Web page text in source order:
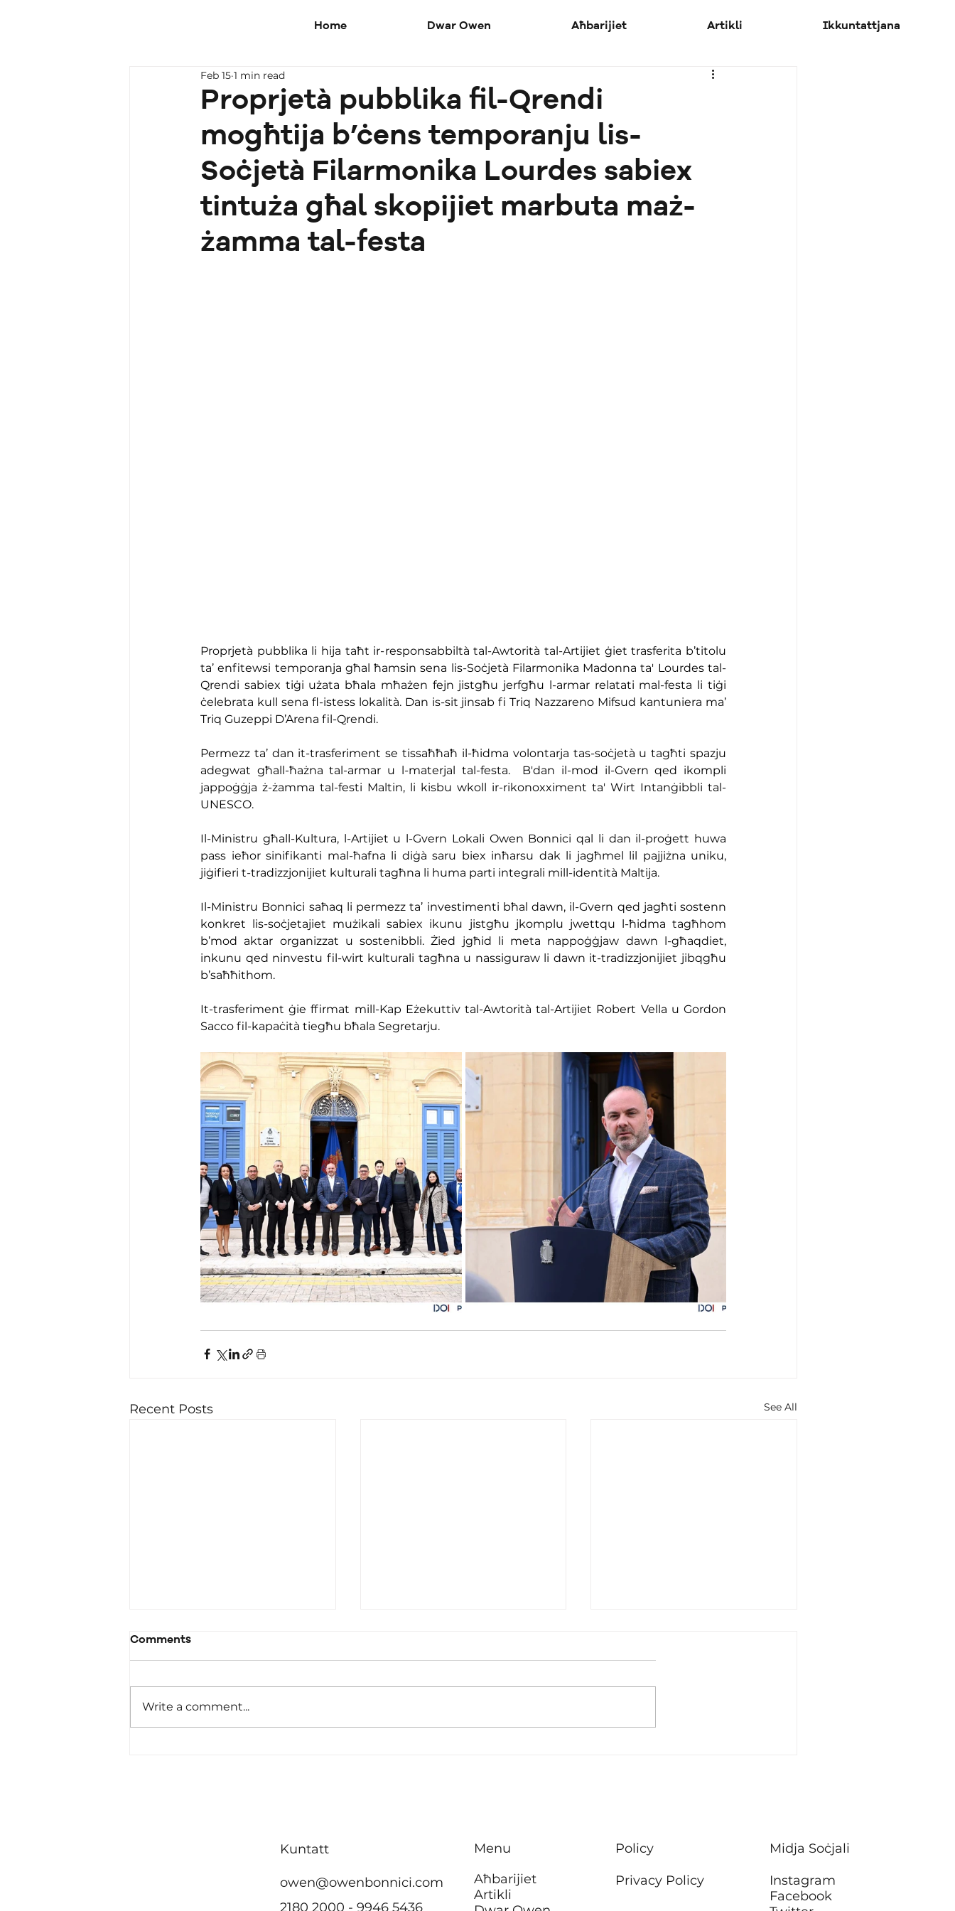
Home Dwar Owen Aħbarijiet Artikli Ikkuntattjana
Proprjetà pubblika fil-Qrendi
mogħtija b’ċens temporanju lis-
Soċjetà Filarmonika Lourdes sabiex
tintuża għal skopijiet marbuta maż-
żamma tal-festa
Feb 15 1 min read
Proprjetà pubblika li hija taħt ir-responsabbiltà tal-Awtorità tal-Artijiet ġiet trasferita b’titolu
ta’ enfitewsi temporanja għal ħamsin sena lis-Soċjetà Filarmonika Madonna ta' Lourdes tal-
Qrendi sabiex tiġi użata bħala mħażen fejn jistgħu jerfgħu l-armar relatati mal-festa li tiġi
ċelebrata kull sena fl-istess lokalità. Dan is-sit jinsab fi Triq Nazzareno Mifsud kantuniera ma’
Triq Guzeppi D’Arena fil-Qrendi.
Permezz ta’ dan it-trasferiment se tissaħħaħ il-ħidma volontarja tas-soċjetà u tagħti spazju
adegwat għall-ħażna tal-armar u l-materjal tal-festa.  B'dan il-mod il-Gvern qed ikompli
jappoġġja ż-żamma tal-festi Maltin, li kisbu wkoll ir-rikonoxximent ta' Wirt Intanġibbli tal-
UNESCO.
Il-Ministru għall-Kultura, l-Artijiet u l-Gvern Lokali Owen Bonnici qal li dan il-proġett huwa
pass ieħor sinifikanti mal-ħafna li diġà saru biex inħarsu dak li jagħmel lil pajjiżna uniku,
jiġifieri t-tradizzjonijiet kulturali tagħna li huma parti integrali mill-identità Maltija.
Il-Ministru Bonnici saħaq li permezz ta’ investimenti bħal dawn, il-Gvern qed jagħti sostenn
konkret lis-soċjetajiet mużikali sabiex ikunu jistgħu jkomplu jwettqu l-ħidma tagħhom
b’mod aktar organizzat u sostenibbli. Żied jgħid li meta nappoġġjaw dawn l-għaqdiet,
inkunu qed ninvestu fil-wirt kulturali tagħna u nassiguraw li dawn it-tradizzjonijiet jibqgħu
b’saħħithom.
It-trasferiment ġie ffirmat mill-Kap Eżekuttiv tal-Awtorità tal-Artijiet Robert Vella u Gordon
Sacco fil-kapaċità tiegħu bħala Segretarju.
Recent Posts See All
Awtorità tad-Djar
Comments
Write a comment...
Kuntatt
owen@owenbonnici.com
2180 2000 - 9946 5436
Menu
Aħbarijiet
Artikli
Policy
Privacy Policy
Midja Soċjali
Instagram
Facebook